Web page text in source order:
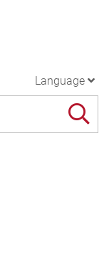
Language